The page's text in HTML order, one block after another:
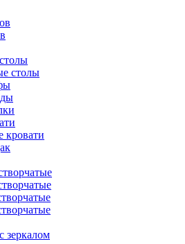
столы
кровати
зеркалом